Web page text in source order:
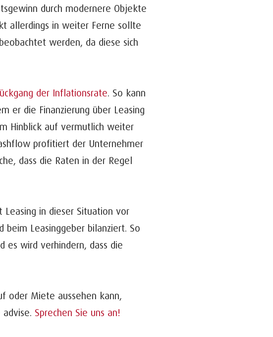
durch modernere Objekte
allerdings in weiter Ferne sollte
werden, da diese sich
der Inflationsrate. So kann
er die Finanzierung über Leasing
Hinblick auf vermutlich weiter
profitiert der Unternehmer
dass die Raten in der Regel
in dieser Situation vor
Leasinggeber bilanziert. So
es wird verhindern, dass die
oder Miete aussehen kann,
Sprechen Sie uns an!